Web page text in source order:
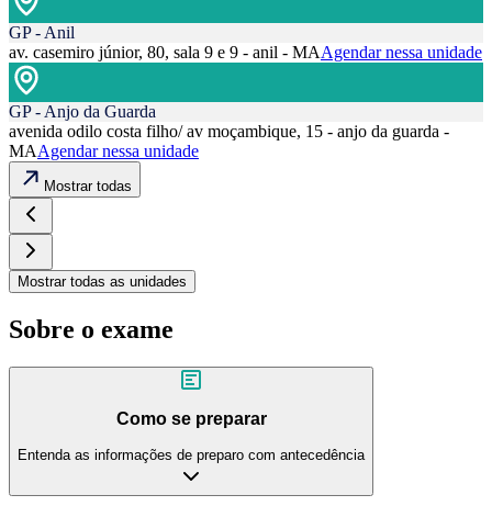
GP - Anil
av. casemiro júnior, 80, sala 9 e 9 - anil - MAAgendar nessa unidade
GP - Anjo da Guarda
avenida odilo costa filho/ av moçambique, 15 - anjo da guarda -
MAAgendar nessa unidade
Mostrar todas
Mostrar todas as unidades
Sobre o exame
Como se preparar
Entenda as informações de preparo com antecedência